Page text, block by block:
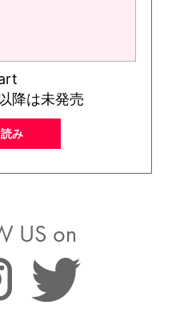
降は未発売
み
US on